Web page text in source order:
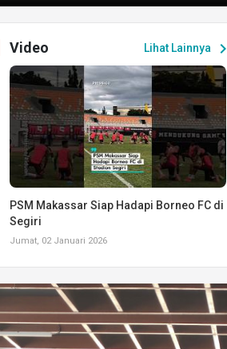
Lihat Lainnya chevron_right
Video
PSM Makassar Siap Hadapi Borneo FC di
Segiri
Jumat, 02 Januari 2026